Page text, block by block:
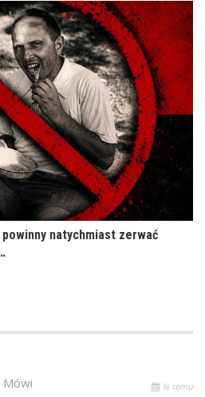
natychmiast zerwać
Mówi % temu